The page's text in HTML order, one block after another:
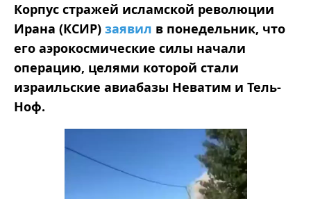
Корпус стражей исламской революции
Ирана (КСИР) заявил в понедельник, что
его аэрокосмические силы начали
операцию, целями которой стали
израильские авиабазы Неватим и Тель-
Ноф.